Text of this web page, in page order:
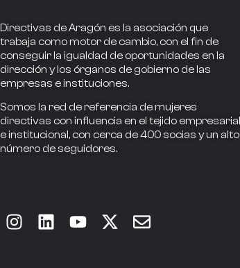
Directivas de Aragón es la asociación que
trabaja comomotor de cambio, con el fin de
conseguir la igualdad de oportunidades en la
dirección y los órganos de gobierno de las
empresas e instituciones.
Somos la red de referencia de mujeres
directivas con influencia en el tejido empresarial
e institucional, con cerca de400 socias y un alto
número de seguidores.